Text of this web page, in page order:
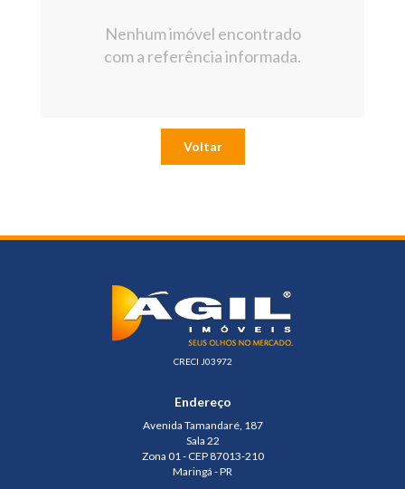
Nenhum imóvel encontrado
com a referência informada.
Voltar
CRECI J03972
Endereço
Avenida Tamandaré, 187
Sala 22
Zona 01 - CEP 87013-210
Maringá - PR